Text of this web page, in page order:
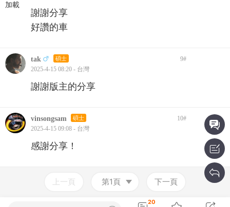
加載
謝謝分享
好讚的車
tak 碩士 9#
2025-4-15 08:20 - 台灣
謝謝版主的分享
vinsongsam 碩士 10#
2025-4-15 09:08 - 台灣
感謝分享！
上一頁 第1頁 下一頁
20